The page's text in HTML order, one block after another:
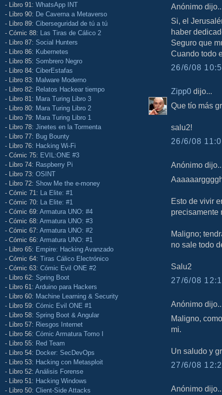
- Libro 91: WhatsApp INT
- Libro 90: De Caverna a Metaverso
- Libro 89: Ciberseguridad de tú a tú
- Cómic 88: Las Tiras de Cálico 2
- Libro 87: Social Hunters
- Libro 86: Kubernetes
- Libro 85: Sombrero Negro
- Libro 84: CiberEstafas
- Libro 83: Malware Moderno
- Libro 82: Relatos Hackear tiempo
- Libro 81: Mara Turing Libro 3
- Libro 80: Mara Turing Libro 2
- Libro 79: Mara Turing Libro 1
- Libro 78: Jinetes en la Tormenta
- Libro 77: Bug Bounty
- Libro 76: Hacking Wi-Fi
- Cómic 75: EVIL:ONE #3
- Libro 74: Raspberry Pi
- Libro 73: OSINT
- Libro 72: Show Me the e-money
- Cómic 71: La Elite: #1
- Cómic 70: La Elite: #1
- Cómic 69: Armatura UNO: #4
- Cómic 68: Armatura UNO: #3
- Cómic 67: Armatura UNO: #2
- Cómic 66: Armatura UNO: #1
- Libro 65: Empire: Hacking Avanzado
- Cómic 64: Tiras Cálico Electrónico
- Cómic 63: Cómic Evil ONE #2
- Libro 62: Spring Boot
- Libro 61: Arduino para Hackers
- Libro 60: Machine Learning & Security
- Libro 59: Cómic Evil ONE #1
- Libro 58: Spring Boot & Angular
- Libro 57: Riesgos Internet
- Libro 56: Cómic Armatura Tomo I
- Libro 55: Red Team
- Libro 54: Docker: SecDevOps
- Libro 53: Hacking con Metasploit
- Libro 52: Análisis Forense
- Libro 51: Hacking Windows
- Libro 50: Client-Side Attacks
Anónimo
Si, el
haber
Seguro que
Cuando todo
26/6/08
Zipp0 dijo...
Que tío más
salu2!
26/6/08
Anónimo
Esto de vivir
precisamente
Maligno;
no sale todo
Salu2
27/6/08
Anónimo
Maligno,
mi.
Un saludo y
27/6/08
Anónimo